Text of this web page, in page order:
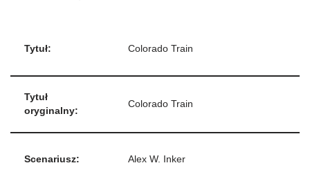
Tytuł: Colorado Train
Tytuł
oryginalny:
Colorado Train
Scenariusz: Alex W. Inker